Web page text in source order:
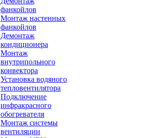
фанкойлов
Монтаж настенных
фанкойлов
Демонтаж
кондиционера
Монтаж
внутрипольного
конвектора
Установка водяного
тепловентилятора
Подключение
инфракрасного
обогревателя
Монтаж системы
вентиляции